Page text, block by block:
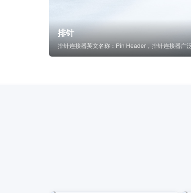
排针
排针连接器英文名称：Pin Header，排针连接器广